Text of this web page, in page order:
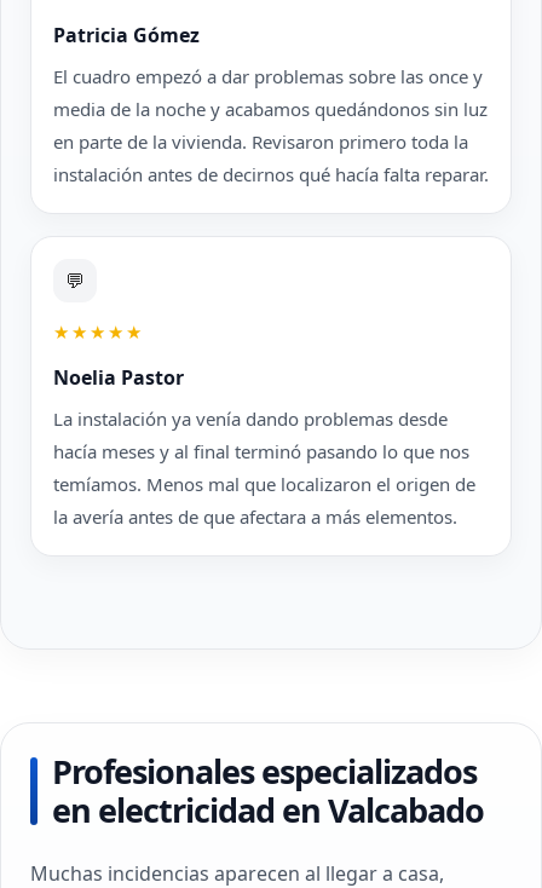
Patricia Gómez
El cuadro empezó a dar problemas sobre las once y
media de la noche y acabamos quedándonos sin luz
en parte de la vivienda. Revisaron primero toda la
instalación antes de decirnos qué hacía falta reparar.
💬
★★★★★
Noelia Pastor
La instalación ya venía dando problemas desde
hacía meses y al final terminó pasando lo que nos
temíamos. Menos mal que localizaron el origen de
la avería antes de que afectara a más elementos.
Profesionales especializados
en electricidad en Valcabado
Muchas incidencias aparecen al llegar a casa,